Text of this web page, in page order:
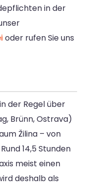
in der
oder rufen Sie uns
der Regel über
Brünn, Ostrava)
Žilina – von
14,5 Stunden
meist einen
deshalb als